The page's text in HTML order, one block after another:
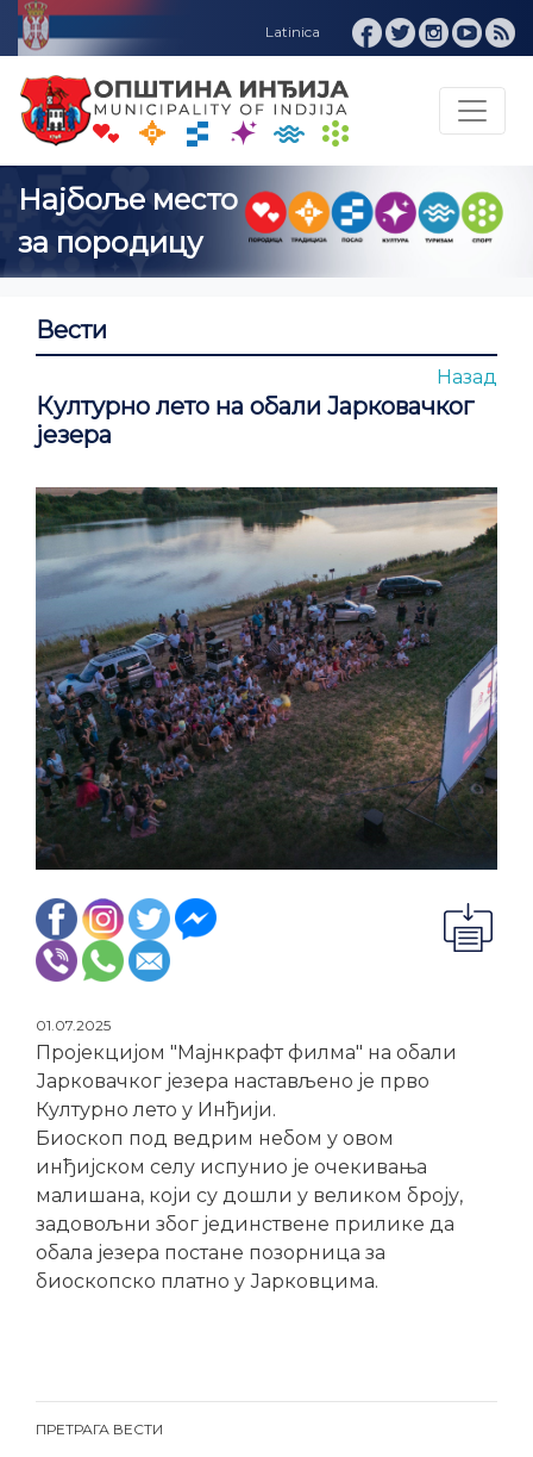
Вести
Назад
Културно лето на обали Јарковачког
језера
01.07.2025
Пројекцијом "Мајнкрафт филма" на обали
Јарковачког језера настављено је прво
Културно лето у Инђији.
Биоскоп под ведрим небом у овом
инђијском селу испунио је очекивања
малишана, који су дошли у великом броју,
задовољни због јединствене прилике да
обала језера постане позорница за
биоскопско платно у Јарковцима.
ПРЕТРАГА ВЕСТИ